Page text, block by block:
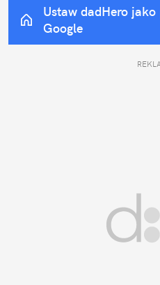
Ustaw dadHero
Google